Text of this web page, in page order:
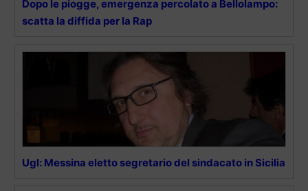
Dopo le piogge, emergenza percolato a Bellolampo:
scatta la diffida per la Rap
Ugl: Messina eletto segretario del sindacato in Sicilia